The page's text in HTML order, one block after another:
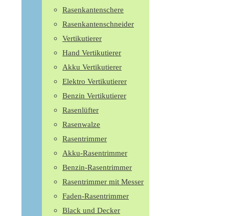
einzuklappen
Rasenkantenschere
Rasenkantenschneider
Vertikutierer
Hand Vertikutierer
Akku Vertikutierer
Elektro Vertikutierer
Benzin Vertikutierer
Rasenlüfter
Rasenwalze
Rasentrimmer
Akku-Rasentrimmer
Benzin-Rasentrimmer
Rasentrimmer mit Messer
Faden-Rasentrimmer
Black und Decker